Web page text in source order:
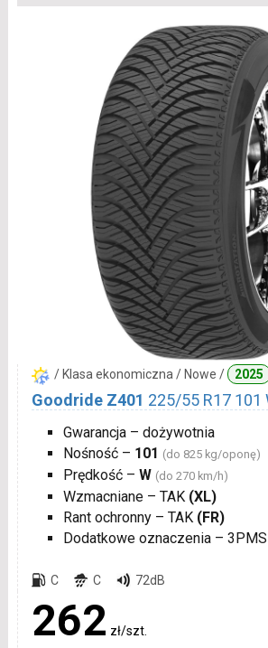
/ Klasa ekonomiczna / Nowe / 2025
Goodride Z401 225/55 R17 101
Gwarancja – dożywotnia
Nośność – 101 (do 825 kg/oponę)
Prędkość – W (do 270 km/h)
Wzmacniane – TAK (XL)
Rant ochronny – TAK (FR)
Dodatkowe oznaczenia –
C C 72dB
262 zł/szt.